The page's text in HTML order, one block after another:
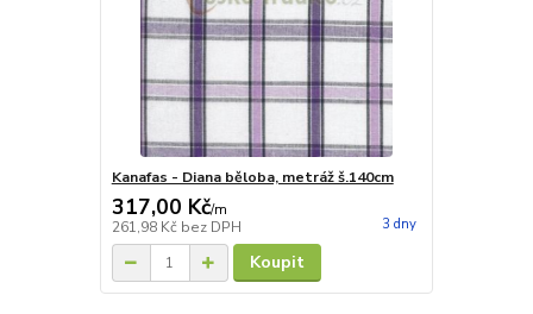
Kanafas - Diana běloba, metráž š.140cm
317,00 Kč/m
261,98 Kč bez DPH 3 dny
Koupit